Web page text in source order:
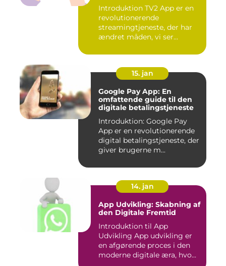
Introduktion TV2 App er en
revolutionerende
streamingtjeneste, der har
ændret måden, vi ser
15. jan
Google Pay App: En
omfattende guide til den
digitale betalingstjeneste
Introduktion: Google Pay
App er en revolutionerende
digital betalingstjeneste, der
giver brugerne m...
14. jan
App Udvikling: Skabning af
den Digitale Fremtid
Introduktion til App
Udvikling App udvikling er
en afgørende proces i den
moderne digitale æra, hvo...